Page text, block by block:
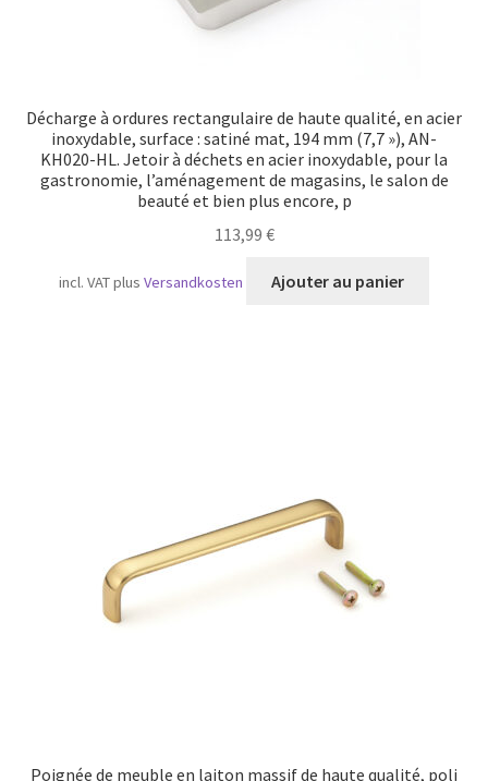
Décharge à ordures rectangulaire de haute qualité, en acier
inoxydable, surface : satiné mat, 194 mm (7,7 »), AN-
KH020-HL. Jetoir à déchets en acier inoxydable, pour la
gastronomie, l’aménagement de magasins, le salon de
beauté et bien plus encore, p
113,99 €
incl. VATplusVersandkosten Ajouter au panier
Poignée de meuble en laiton massif de haute qualité, poli